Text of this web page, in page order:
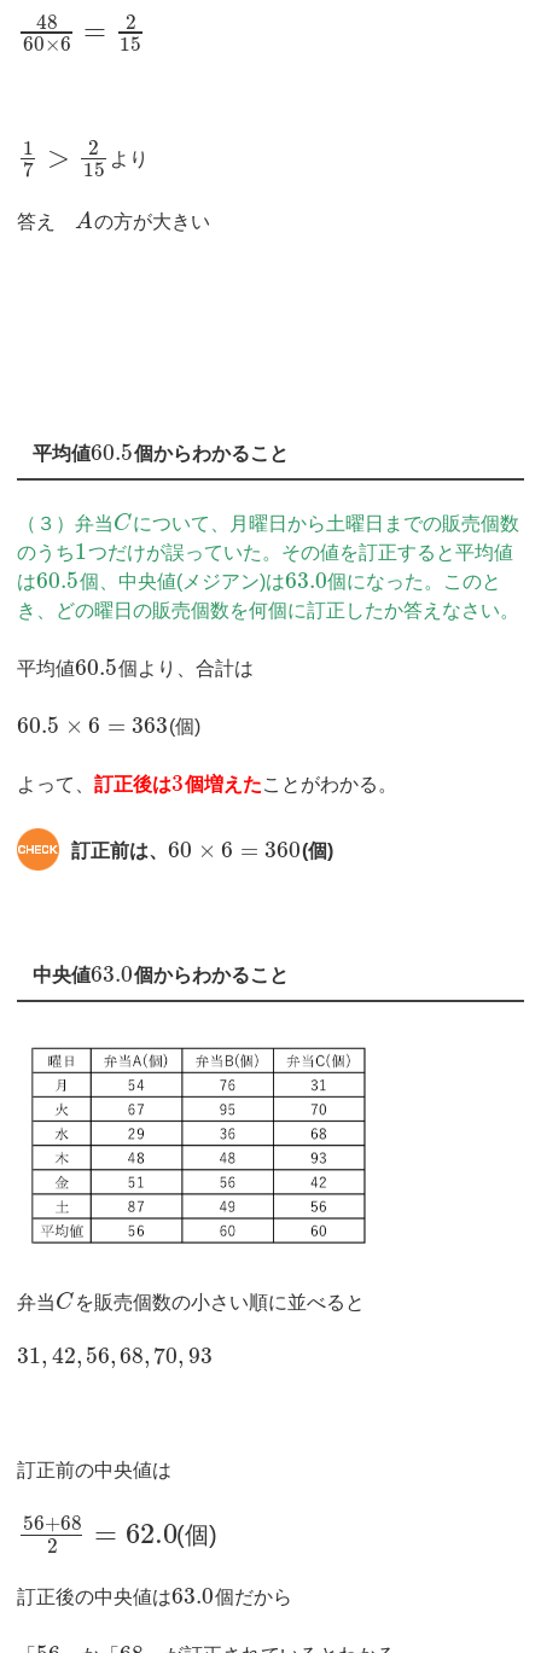
48
60×6 =
2
15
1
7
>
2
15 より
答え Aの方が大きい
平均値60.5個からわかること
（３）弁当Cについて、月曜日から土曜日までの販売個数
のうち1つだけが誤っていた。その値を訂正すると平均値
は60.5個、中央値(メジアン)は63.0個になった。このと
き、どの曜日の販売個数を何個に訂正したか答えなさい。
平均値60.5個より、合計は
60.5 × 6 = 363(個)
よって、訂正後は3個増えたことがわかる。
訂正前は、60 × 6 = 360(個)
中央値63.0個からわかること
弁当C を販売個数の小さい順に並べると
31, 42, 56,68, 70, 93
訂正前の中央値は
56+68
2
= 62.0(個)
訂正後の中央値は63.0個だから